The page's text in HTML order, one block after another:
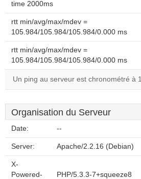
time 2000ms
rtt min/avg/max/mdev =
105.984/105.984/105.984/0.000 ms
rtt min/avg/max/mdev =
105.984/105.984/105.984/0.000 ms
Un ping au serveur est chronométré à
Organisation du Serveur
Date: --
Server: Apache/2.2.16 (Debian)
X-
Powered-
PHP/5.3.3-7+squeeze8